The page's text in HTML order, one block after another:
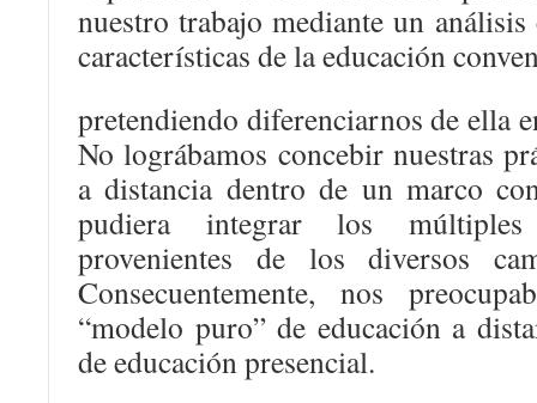
nuestro trabajo mediante un
características de la educación
pretendiendo diferenciarnos de ella
No lográbamos concebir nuestras
a distancia dentro de un marco
pudiera integrar los múltiples
provenientes de los diversos
Consecuentemente, nos
“modelo puro” de educación a
de educación presencial.